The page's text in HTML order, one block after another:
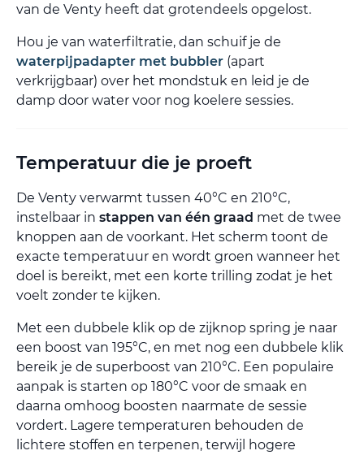
van de Venty heeft dat grotendeels opgelost.
Hou je van waterfiltratie, dan schuif je de
waterpijpadapter met bubbler (apart
verkrijgbaar) over het mondstuk en leid je de
damp door water voor nog koelere sessies.
Temperatuur die je proeft
De Venty verwarmt tussen 40°C en 210°C,
instelbaar in stappen van één graad met de twee
knoppen aan de voorkant. Het scherm toont de
exacte temperatuur en wordt groen wanneer het
doel is bereikt, met een korte trilling zodat je het
voelt zonder te kijken.
Met een dubbele klik op de zijknop spring je naar
een boost van 195°C, en met nog een dubbele klik
bereik je de superboost van 210°C. Een populaire
aanpak is starten op 180°C voor de smaak en
daarna omhoog boosten naarmate de sessie
vordert. Lagere temperaturen behouden de
lichtere stoffen en terpenen, terwijl hogere